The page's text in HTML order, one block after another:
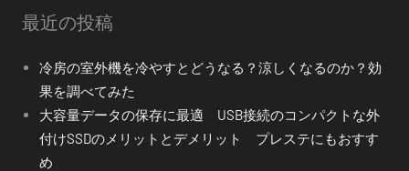
最近の投稿
冷房の室外機を冷やすとどうなる？涼しくなるのか？効
果を調べてみた
大容量データの保存に最適 USB接続のコンパクトな外
付けSSDのメリットとデメリット プレステにもおすす
め